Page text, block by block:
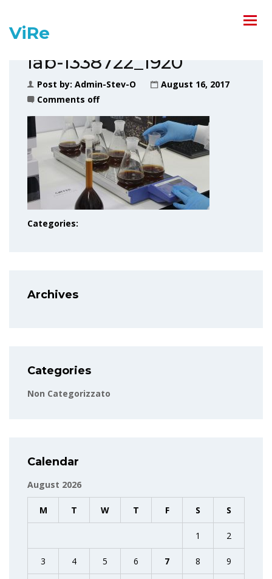
ViRe
lab-1338722_1920
Post by: Admin-Stev-O
August 16, 2017
Comments off
Categories:
Archives
Categories
Non Categorizzato
Calendar
August 2026
M T W T F S S
1 2
3 4 5 6 7 8 9